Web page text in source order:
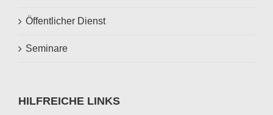
Öffentlicher Dienst
Seminare
HILFREICHE LINKS